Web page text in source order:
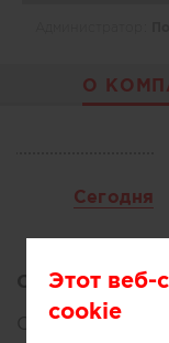
О
Сегодня
Описание:
Современные
Этот веб-
cookie